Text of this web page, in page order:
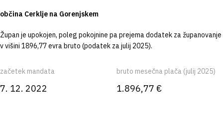
občina Cerklje na Gorenjskem
Župan je upokojen, poleg pokojnine pa prejema dodatek za županovanje
v višini 1896,77 evra bruto (podatek za julij 2025).
začetek mandata
7. 12. 2022
bruto mesečna plača (julij 2025)
1.896,77 €